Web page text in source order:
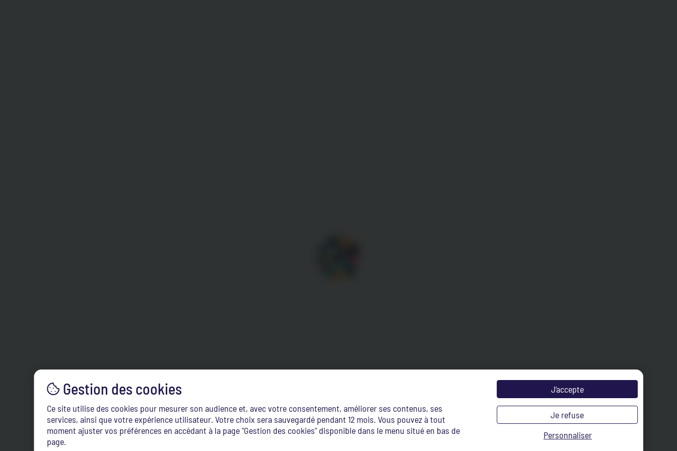
Ce site utilise des cookies pour mesurer son audience et, avec votre consentement, améliorer ses contenus, ses
services, ainsi que votre expérience utilisateur. Votre choix sera sauvegardé pendant 12 mois. Vous pouvez à tout
moment ajuster vos préférences en accédant à la page "Gestion des cookies" disponible dans le menu situé en bas de
page.
J’accepte
Je refuse
Personnaliser